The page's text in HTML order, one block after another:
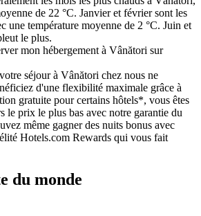
de 22 °C. Janvier et février sont les
une température moyenne de 2 °C. Juin et
le plus.
mon hébergement à Vânători sur
séjour à Vânători chez nous ne
d'une flexibilité maximale grâce à
gratuite pour certains hôtels*, vous êtes
le prix le plus bas avec notre garantie du
même gagner des nuits bonus avec
Hotels.com Rewards qui vous fait
du monde